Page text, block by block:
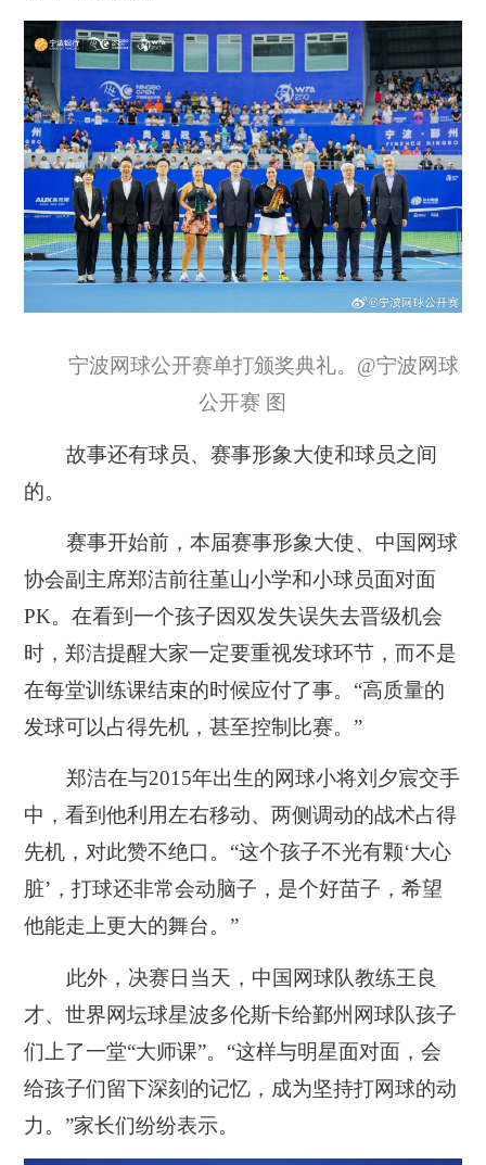
宁波网球公开赛单打颁奖典礼。@宁波网球
公开赛 图
故事还有球员、赛事形象大使和球员之间
的。
赛事开始前，本届赛事形象大使、中国网球
协会副主席郑洁前往堇山小学和小球员面对面
PK。在看到一个孩子因双发失误失去晋级机会
时，郑洁提醒大家一定要重视发球环节，而不是
在每堂训练课结束的时候应付了事。“高质量的
发球可以占得先机，甚至控制比赛。”
郑洁在与2015年出生的网球小将刘夕宸交手
中，看到他利用左右移动、两侧调动的战术占得
先机，对此赞不绝口。“这个孩子不光有颗‘大心
脏’ ，打球还非常会动脑子，是个好苗子，希望
他能走上更大的舞台。”
此外，决赛日当天，中国网球队教练王良
才、世界网坛球星波多伦斯卡给鄞州网球队孩子
们上了一堂“大师课”。“这样与明星面对面，会
给孩子们留下深刻的记忆，成为坚持打网球的动
力。”家长们纷纷表示。